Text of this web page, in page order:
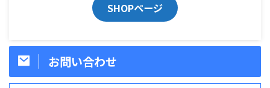
SHOPページ
お問い合わせ